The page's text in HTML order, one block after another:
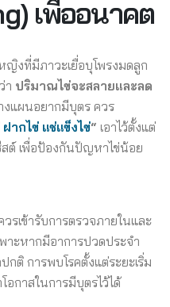
เพื่ออนาคต
งที่มีภาวะเยื่อบุโพรงมดลูก
า ปริมาณไข่จะสลายและลด
แผนอยากมีบุตร ควร
ฝากไข่ แช่แข็งไข่“ เอาไว้ตั้งแต่
สต์ เพื่อป้องกันปัญหาไข่น้อย
รเข้ารับการตรวจภายในและ
าะหากมีอาการปวดประจำ
กติ การพบโรคตั้งแต่ระยะเริ่ม
กาสในการมีบุตรไว้ได้